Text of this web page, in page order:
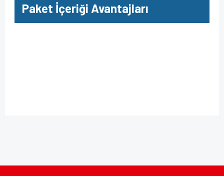
Paket İçeriği Avantajları